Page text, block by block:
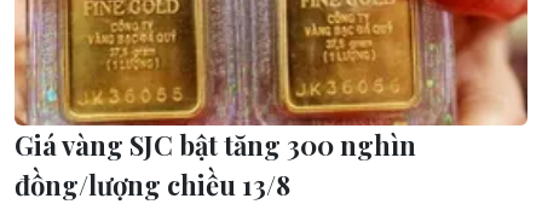
Giá vàng SJC bật tăng 300 nghìn
đồng/lượng chiều 13/8